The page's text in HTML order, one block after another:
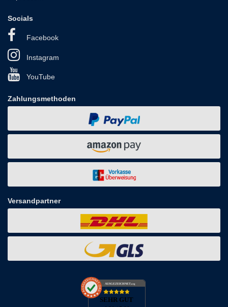
Socials
Facebook
Instagram
YouTube
Zahlungsmethoden
Versandpartner
AUSGEZEICHNET.org
SEHR GUT